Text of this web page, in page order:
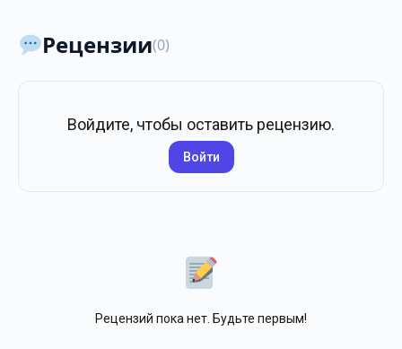
Рецензии(0)
Войдите, чтобы оставить рецензию.
Войти
Рецензий пока нет. Будьте первым!